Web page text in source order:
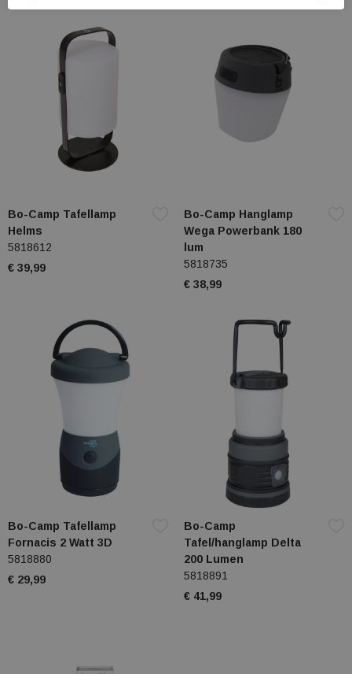
Bo-Camp Tafellamp
Helms
5818612
€ 39,99
Bo-Camp Hanglamp
Wega Powerbank 180
lum
5818735
€ 38,99
Bo-Camp Tafellamp
Fornacis 2 Watt 3D
5818880
€ 29,99
Bo-Camp
Tafel/hanglamp Delta
200 Lumen
5818891
€ 41,99